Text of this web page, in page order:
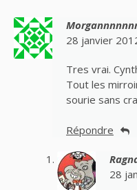
28 janvier
Tres vrai.
Tout les
sourie sans
Répondre
28